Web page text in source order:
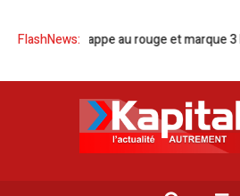
FlashNews:
au rouge et marque 3 buts à l’Algérie